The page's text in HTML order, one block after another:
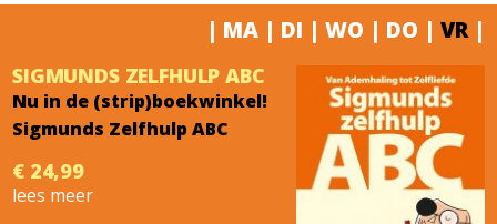
| MA| DI | WO | DO | VR |
SIGMUNDS ZELFHULP ABC
Nu in de (strip)boekwinkel!
Sigmunds Zelfhulp ABC
€ 24,99
lees meer